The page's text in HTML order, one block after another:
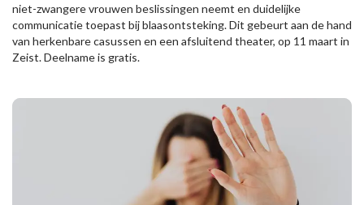
niet-zwangere vrouwen beslissingen neemt en duidelijke
communicatie toepast bij blaasontsteking. Dit gebeurt aan de hand
van herkenbare casussen en een afsluitend theater, op 11 maart in
Zeist. Deelname is gratis.